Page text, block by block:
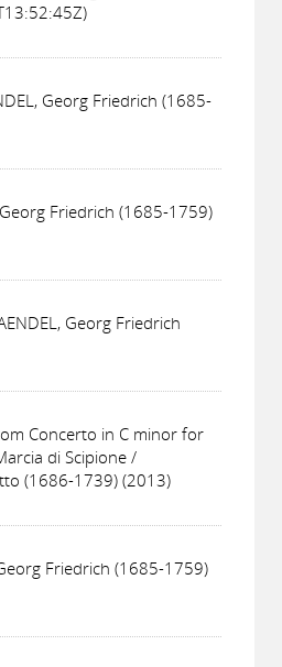
Georg Friedrich (1685-
Friedrich (1685-1759)
Georg Friedrich
Concerto in C minor for
di Scipione /
(1686-1739) (2013)
Friedrich (1685-1759)